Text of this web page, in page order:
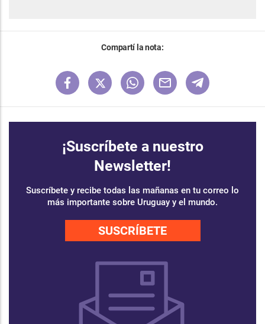
Compartí la nota:
¡Suscríbete a nuestro
Newsletter!
Suscríbete y recibe todas las mañanas en tu correo lo
más importante sobre Uruguay y el mundo.
SUSCRÍBETE